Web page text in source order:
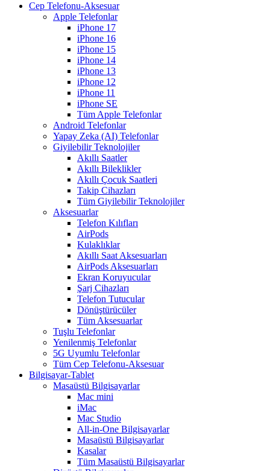
Cep Telefonu-Aksesuar
Apple Telefonlar
iPhone 17
iPhone 16
iPhone 15
iPhone 14
iPhone 13
iPhone 12
iPhone 11
iPhone SE
Tüm Apple Telefonlar
Android Telefonlar
Yapay Zeka (AI) Telefonlar
Giyilebilir Teknolojiler
Akıllı Saatler
Akıllı Bileklikler
Akıllı Çocuk Saatleri
Takip Cihazları
Tüm Giyilebilir Teknolojiler
Aksesuarlar
Telefon Kılıfları
AirPods
Kulaklıklar
Akıllı Saat Aksesuarları
AirPods Aksesuarları
Ekran Koruyucular
Şarj Cihazları
Telefon Tutucular
Dönüştürücüler
Tüm Aksesuarlar
Tuşlu Telefonlar
Yenilenmiş Telefonlar
5G Uyumlu Telefonlar
Tüm Cep Telefonu-Aksesuar
Bilgisayar-Tablet
Masaüstü Bilgisayarlar
Mac mini
iMac
Mac Studio
All-in-One Bilgisayarlar
Masaüstü Bilgisayarlar
Kasalar
Tüm Masaüstü Bilgisayarlar